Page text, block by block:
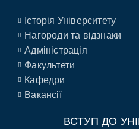
Історія Університету
Нагороди та відзнаки
Адміністрація
Факультети
Кафедри
Вакансії
ВСТУП ДО